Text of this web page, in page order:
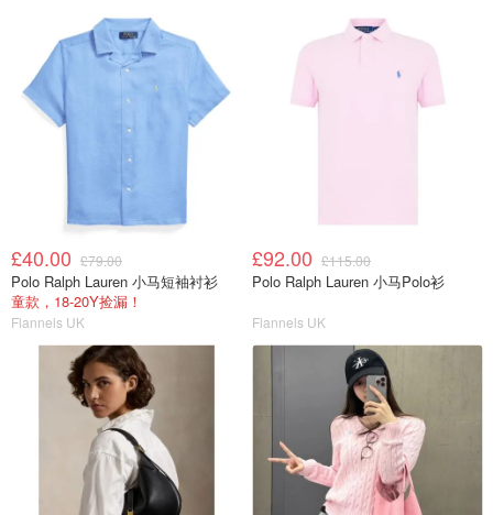
£40.00 £79.00
Polo Ralph Lauren 小马短袖衬衫
童款，18-20Y捡漏！
Flannels UK
£92.00 £115.00
Polo Ralph Lauren 小马Polo衫
Flannels UK